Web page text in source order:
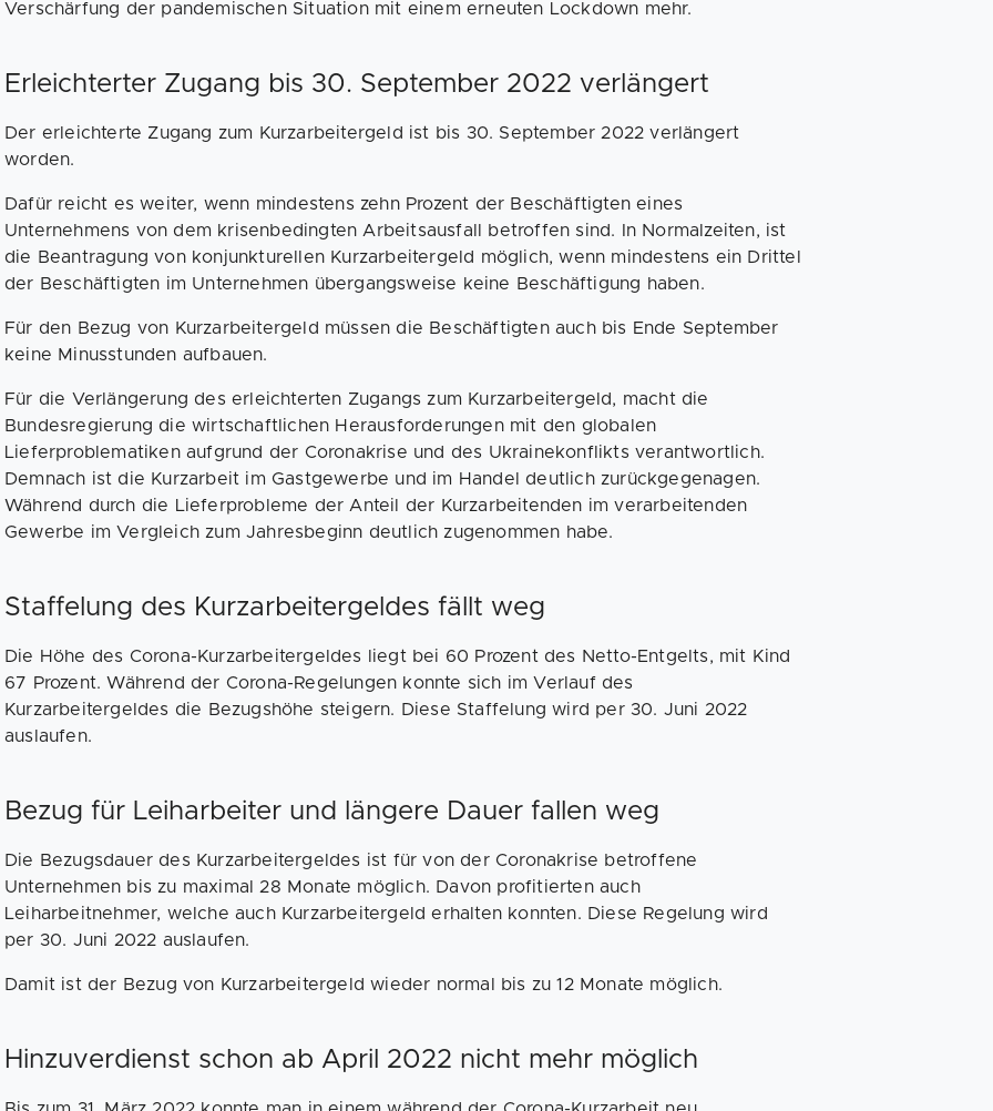
Verschärfung der pandemischen Situation mit einem erneuten Lockdown mehr.
Erleichterter Zugang bis 30. September 2022 verlängert
Der erleichterte Zugang zum Kurzarbeitergeld ist bis 30. September 2022 verlängert
worden.
Dafür reicht es weiter, wenn mindestens zehn Prozent der Beschäftigten eines
Unternehmens von dem krisenbedingten Arbeitsausfall betroffen sind. In Normalzeiten, ist
die Beantragung von konjunkturellen Kurzarbeitergeld möglich, wenn mindestens ein Drittel
der Beschäftigten im Unternehmen übergangsweise keine Beschäftigung haben.
Für den Bezug von Kurzarbeitergeld müssen die Beschäftigten auch bis Ende September
keine Minusstunden aufbauen.
Für die Verlängerung des erleichterten Zugangs zum Kurzarbeitergeld, macht die
Bundesregierung die wirtschaftlichen Herausforderungen mit den globalen
Lieferproblematiken aufgrund der Coronakrise und des Ukrainekonflikts verantwortlich.
Demnach ist die Kurzarbeit im Gastgewerbe und im Handel deutlich zurückgegenagen.
Während durch die Lieferprobleme der Anteil der Kurzarbeitenden im verarbeitenden
Gewerbe im Vergleich zum Jahresbeginn deutlich zugenommen habe.
Staffelung des Kurzarbeitergeldes fällt weg
Die Höhe des Corona-Kurzarbeitergeldes liegt bei 60 Prozent des Netto-Entgelts, mit Kind
67 Prozent. Während der Corona-Regelungen konnte sich im Verlauf des
Kurzarbeitergeldes die Bezugshöhe steigern. Diese Staffelung wird per 30. Juni 2022
auslaufen.
Bezug für Leiharbeiter und längere Dauer fallen weg
Die Bezugsdauer des Kurzarbeitergeldes ist für von der Coronakrise betroffene
Unternehmen bis zu maximal 28 Monate möglich. Davon profitierten auch
Leiharbeitnehmer, welche auch Kurzarbeitergeld erhalten konnten. Diese Regelung wird
per 30. Juni 2022 auslaufen.
Damit ist der Bezug von Kurzarbeitergeld wieder normal bis zu 12 Monate möglich.
Hinzuverdienst schon ab April 2022 nicht mehr möglich